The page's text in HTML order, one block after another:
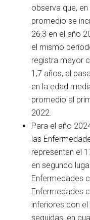
observa que,
promedio se
26,3 en el año
el mismo
registra mayor
1,7 años, al
en la edad
promedio al
2022.
Para el año
las
representan el
en segundo
Enfermedades
Enfermedades
inferiores con
seguidas, en